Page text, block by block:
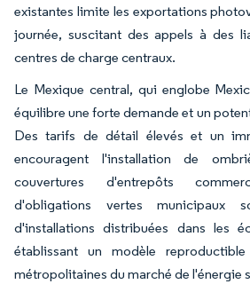
existantes limite les exportations
journée, suscitant des appels à des
centres de charge centraux.
Le Mexique central, qui englobe
équilibre une forte demande et un
Des tarifs de détail élevés et un
encouragent l'installation de
couvertures d'entrepôts
d'obligations vertes municipaux
d'installations distribuées dans les
établissant un modèle
métropolitaines du marché de l'énergie